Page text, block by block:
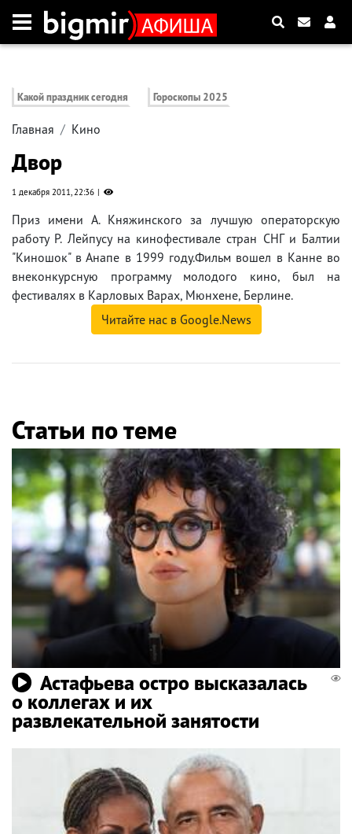
Какой праздник сегодня Гороскопы 2025
Главная Кино
Двор
1 декабря 2011, 22:36
Приз имени А. Княжинского за лучшую операторскую
работу Р. Лейпусу на кинофестивале стран СНГ и Балтии
"Киношок" в Анапе в 1999 году.Фильм вошел в Канне во
внеконкурсную программу молодого кино, был на
фестивалях в Карловых Варах, Мюнхене, Берлине.
Читайте нас в Google.News
Статьи по теме
Астафьева остро высказалась
о коллегах и их
развлекательной занятости